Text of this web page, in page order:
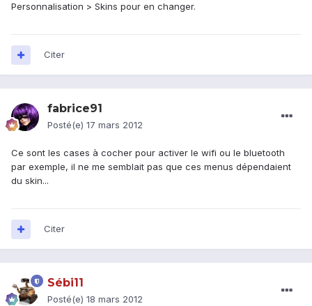
Personnalisation > Skins pour en changer.
Citer
fabrice91
Posté(e) 17 mars 2012
Ce sont les cases à cocher pour activer le wifi ou le bluetooth
par exemple, il ne me semblait pas que ces menus dépendaient
du skin...
Citer
Sébi11
Posté(e) 18 mars 2012